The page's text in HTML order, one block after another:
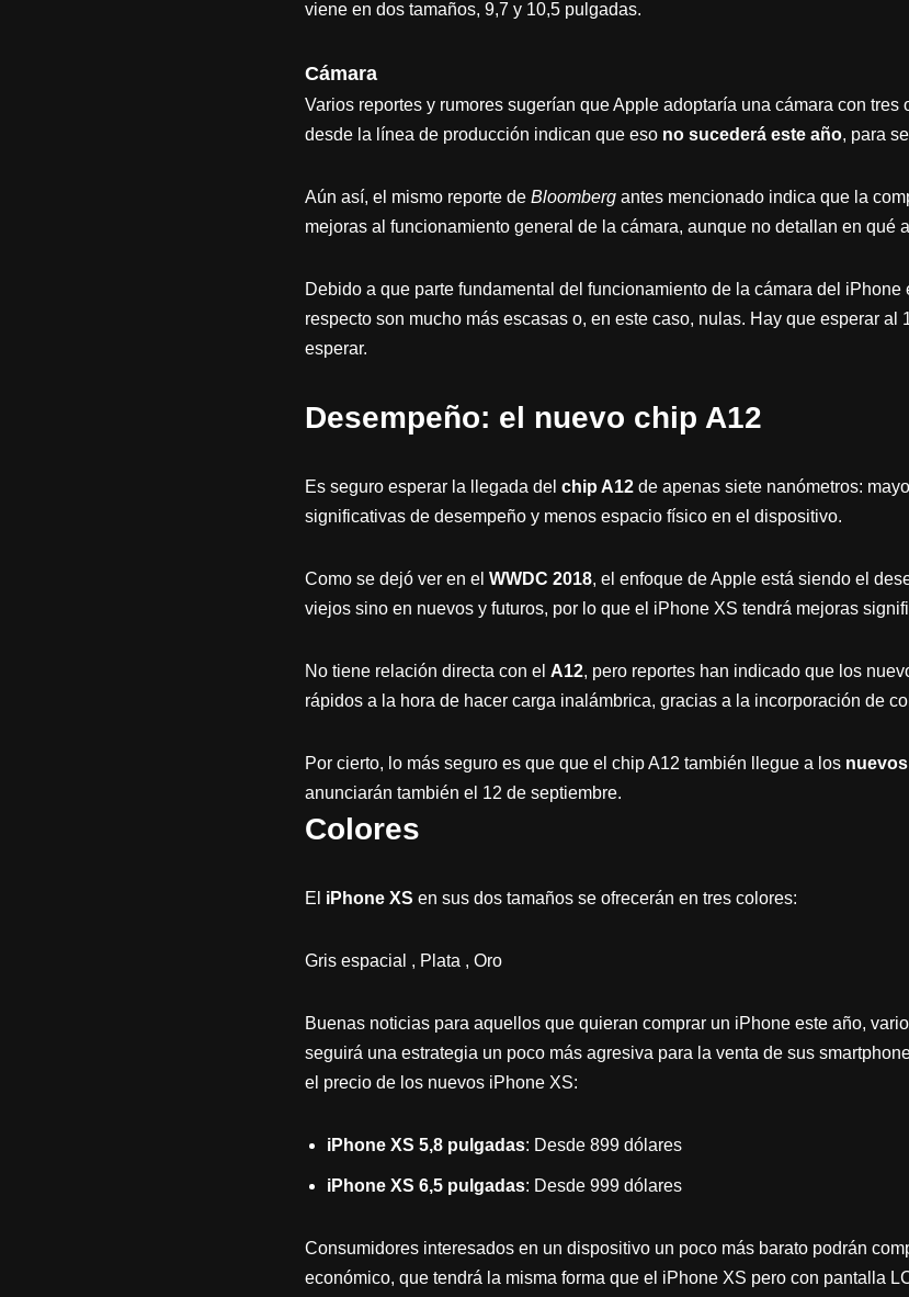
viene en dos tamaños, 9,7 y 10,5 pulgadas.
Cámara
Varios reportes y rumores sugerían que Apple adoptaría una cámara con
desde la línea de producción indican que eso no sucederá este año, para
Aún así, el mismo reporte de Bloombergantes mencionado indica que la
mejoras al funcionamiento general de la cámara, aunque no detallan en qué
Debido a que parte fundamental del funcionamiento de la cámara del iPhone
respecto son mucho más escasas o, en este caso, nulas. Hay que esperar al
esperar.
Desempeño: el nuevo chip A12
Es seguro esperar la llegada del chip A12de apenas siete nanómetros:
significativas de desempeño y menos espacio físico en el dispositivo.
Como se dejó ver en el WWDC 2018, el enfoque de Apple está siendo el
viejos sino en nuevos y futuros, por lo que el iPhone XS tendrá mejoras
No tiene relación directa con el A12, pero reportes han indicado que los
rápidos a la hora de hacer carga inalámbrica, gracias a la incorporación de
Por cierto, lo más seguro es que que el chip A12 también llegue a los
anunciarán también el 12 de septiembre.
Colores
El iPhone XS en sus dos tamaños se ofrecerán en tres colores:
Gris espacial , Plata , Oro
Buenas noticias para aquellos que quieran comprar un iPhone este año,
seguirá una estrategia un poco más agresiva para la venta de sus
el precio de los nuevos iPhone XS:
iPhone XS 5,8 pulgadas: Desde 899 dólares
iPhone XS 6,5 pulgadas: Desde 999 dólares
Consumidores interesados en un dispositivo un poco más barato podrán
económico, que tendrá la misma forma que el iPhone XS pero con pantalla